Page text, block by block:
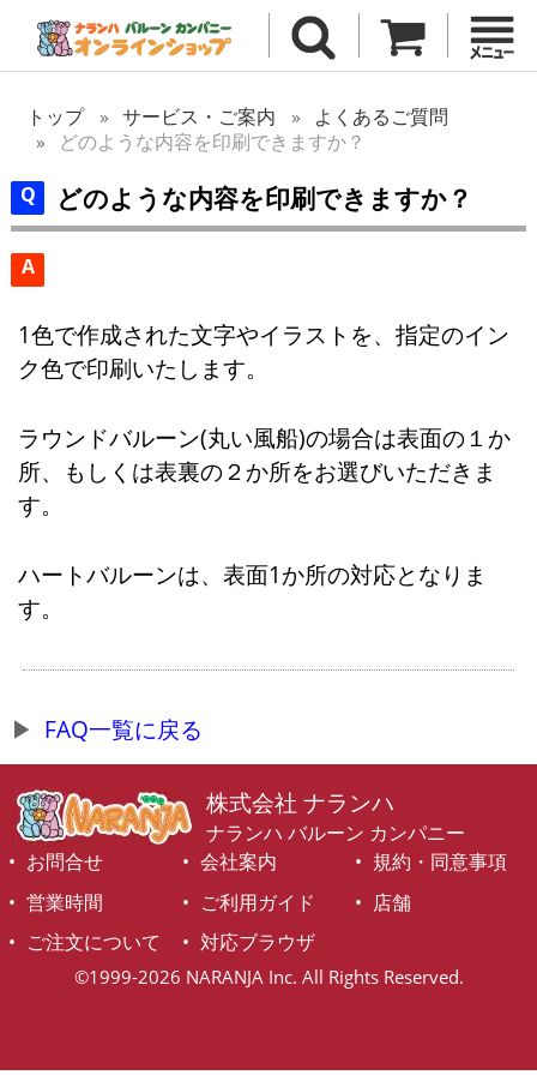
トップ サービス・ご案内
よくあるご質問
どのような内容を印刷できますか？
どのような内容を印刷できますか？
A
1色で作成された文字やイラストを、指定のイン
ク色で印刷いたします。
ラウンドバルーン(丸い風船)の場合は表面の１か
所、もしくは表裏の２か所をお選びいただきま
す。
ハートバルーンは、表面1か所の対応となりま
す。
FAQ一覧に戻る
株式会社 ナランハ
ナランハ バルーン カンパニー
お問合せ
会社案内
規約・同意事項
営業時間
ご利用ガイド
店舗
ご注文について
対応ブラウザ
©1999-2026 NARANJA Inc. All Rights Reserved.